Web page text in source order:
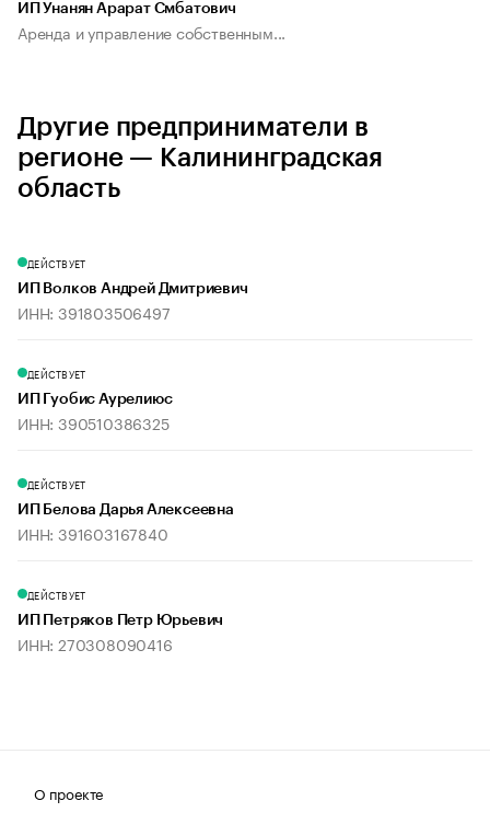
ИП Унанян Арарат Смбатович
Аренда и управление собственным...
Другие предприниматели в
регионе — Калининградская
область
ДЕЙСТВУЕТ
ИП Волков Андрей Дмитриевич
ИНН: 391803506497
ДЕЙСТВУЕТ
ИП Гуобис Аурелиюс
ИНН: 390510386325
ДЕЙСТВУЕТ
ИП Белова Дарья Алексеевна
ИНН: 391603167840
ДЕЙСТВУЕТ
ИП Петряков Петр Юрьевич
ИНН: 270308090416
О проекте